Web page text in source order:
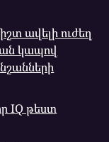
ավելի ուժեղ
կապով
IQ թեստ